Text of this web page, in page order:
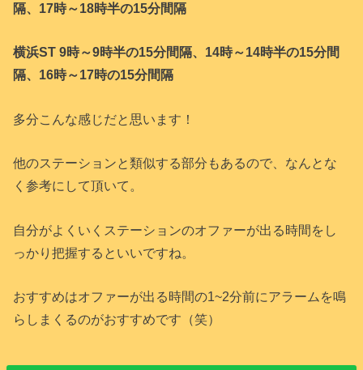
隔、17時～18時半の15分間隔
横浜ST 9時～9時半の15分間隔、14時～14時半の15分間
隔、16時～17時の15分間隔
多分こんな感じだと思います！
他のステーションと類似する部分もあるので、なんとな
く参考にして頂いて。
自分がよくいくステーションのオファーが出る時間をし
っかり把握するといいですね。
おすすめはオファーが出る時間の1~2分前にアラームを鳴
らしまくるのがおすすめです（笑）